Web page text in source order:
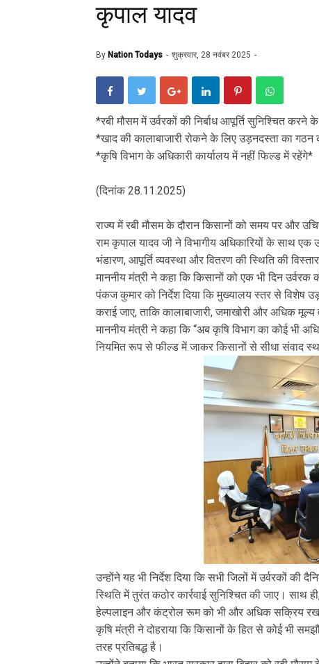
कृपाल यादव
By Nation Todays शुक्रवार, 28 नवंबर 2025
*रबी मौसम में उर्वरकों की निर्बाध आपूर्ति सुनिश्चित करने
*खाद की कालाबाजारी रोकने के लिए उड़नदस्ता का गठन
*कृषि विभाग के अधिकारी कार्यालय में नहीं फिल्ड में रहेंगे*
*-राम
(दिनांक 28.11.2025)
राज्य में रबी मौसम के दौरान किसानों को समय पर और
राम कृपाल यादव जी ने विभागीय अधिकारियों के साथ एक
भंडारण, आपूर्ति व्यवस्था और वितरण की स्थिति की
माननीय मंत्री ने कहा कि किसानों को एक भी दिन
पंकज कुमार को निर्देश दिया कि मुख्यालय स्तर से विशेष
कराई जाए, ताकि कालाबाजारी, जमाखोरी और अधिक
माननीय मंत्री ने कहा कि “अब कृषि विभाग का कोई भी
नियमित रूप से फील्ड में जाकर किसानों से सीधा संवाद
उन्होंने यह भी निर्देश दिया कि सभी जिलों में उर्वरकों की
स्थिति में तुरंत कठोर कार्रवाई सुनिश्चित की जाए। साथ
हेल्पलाइन और कंट्रोल रूम को भी और अधिक सक्रिय रखने
कृषि मंत्री ने दोहराया कि किसानों के हित से कोई भी
तरह प्रतिबद्ध है।